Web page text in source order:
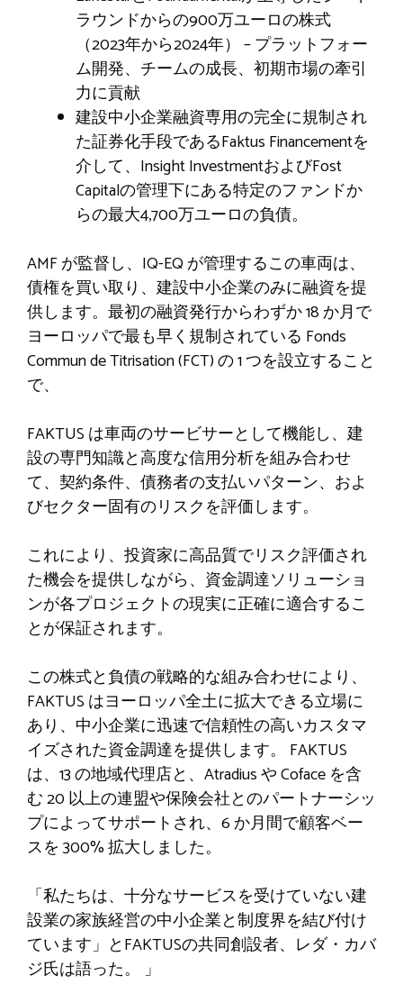
ラウンドからの900万ユーロの株式
（2023年から2024年） – プラットフォー
ム開発、チームの成長、初期市場の牽引
力に貢献
建設中小企業融資専用の完全に規制され
た証券化手段であるFaktus Financementを
介して、Insight InvestmentおよびFost
Capitalの管理下にある特定のファンドか
らの最大4,700万ユーロの負債。
AMF が監督し、IQ-EQ が管理するこの車両は、
債権を買い取り、建設中小企業のみに融資を提
供します。最初の融資発行からわずか 18 か月で
ヨーロッパで最も早く規制されている Fonds
Commun de Titrisation (FCT) の 1 つを設立すること
で、
FAKTUS は車両のサービサーとして機能し、建
設の専門知識と高度な信用分析を組み合わせ
て、契約条件、債務者の支払いパターン、およ
びセクター固有のリスクを評価します。
これにより、投資家に高品質でリスク評価され
た機会を提供しながら、資金調達ソリューショ
ンが各プロジェクトの現実に正確に適合するこ
とが保証されます。
この株式と負債の戦略的な組み合わせにより、
FAKTUS はヨーロッパ全土に拡大できる立場に
あり、中小企業に迅速で信頼性の高いカスタマ
イズされた資金調達を提供します。 FAKTUS
は、13 の地域代理店と、Atradius や Coface を含
む 20 以上の連盟や保険会社とのパートナーシッ
プによってサポートされ、6 か月間で顧客ベー
スを 300% 拡大しました。
「私たちは、十分なサービスを受けていない建
設業の家族経営の中小企業と制度界を結び付け
ています」とFAKTUSの共同創設者、レダ・カバ
ジ氏は語った。 」